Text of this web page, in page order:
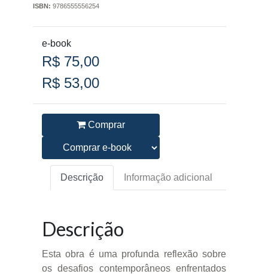
ISBN: 9786555556254
e-book
R$ 75,00
R$ 53,00
Comprar
Descrição Informação adicional
Descrição
Esta obra é uma profunda reflexão sobre
os desafios contemporâneos enfrentados